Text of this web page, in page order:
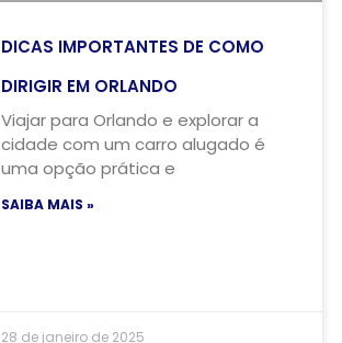
DICAS IMPORTANTES DE COMO
DIRIGIR EM ORLANDO
Viajar para Orlando e explorar a
cidade com um carro alugado é
uma opção prática e
SAIBA MAIS »
28 de janeiro de 2025